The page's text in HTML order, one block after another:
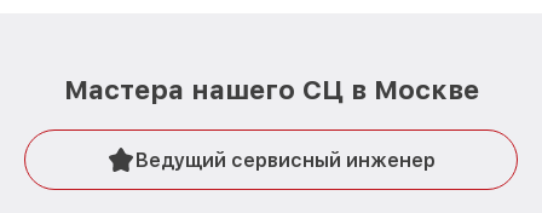
Мастера нашего СЦ в Москве
Ведущий сервисный инженер